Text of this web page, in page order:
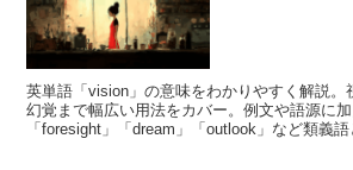
英単語「vision」の意味をわかりやすく解説。
幻覚まで幅広い用法をカバー。例文や語源に加
「foresight」「dream」「outlook」など類義